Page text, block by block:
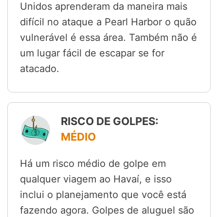
Unidos aprenderam da maneira mais
difícil no ataque a Pearl Harbor o quão
vulnerável é essa área. Também não é
um lugar fácil de escapar se for
atacado.
RISCO DE GOLPES:
MÉDIO
Há um risco médio de golpe em
qualquer viagem ao Havaí, e isso
inclui o planejamento que você está
fazendo agora. Golpes de aluguel são